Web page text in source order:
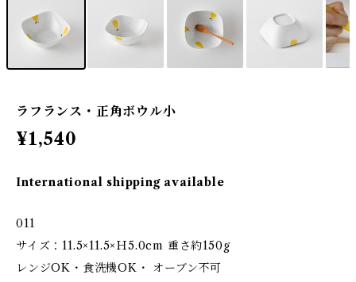
ラフランス・正角ボウル小
¥1,540
International shipping available
011
サイズ：11.5×11.5×Ｈ5.0cm 重さ約150g
レンジOK・食洗機OK・ オーブン不可